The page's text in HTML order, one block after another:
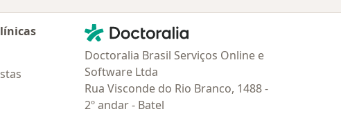
Contato
Doctoralia - Homepage
Doctoralia Brasil Serviços Online e
Software Ltda
Rua Visconde do Rio Branco, 1488 -
2º andar - Batel